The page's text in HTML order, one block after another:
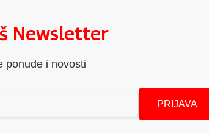
Newsletter
ponude i novosti
PRIJAVA